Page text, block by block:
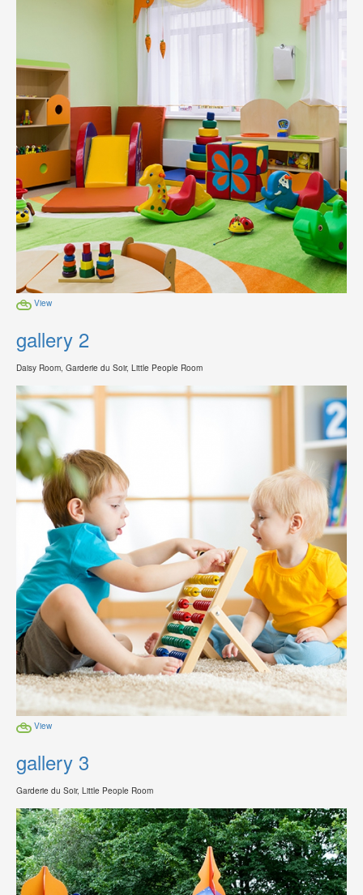
View
gallery 2
Daisy Room, Garderie du Soir, Little People Room
View
gallery 3
Garderie du Soir, Little People Room